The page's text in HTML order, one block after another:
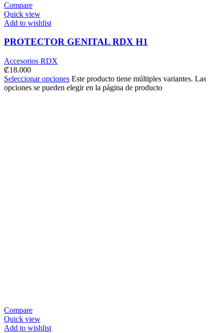
Compare
Quick view
Add to wishlist
PROTECTOR GENITAL RDX H1
Accesorios RDX
₡18.000
Seleccionar opciones Este producto tiene múltiples variantes. Las
opciones se pueden elegir en la página de producto
Compare
Quick view
Add to wishlist